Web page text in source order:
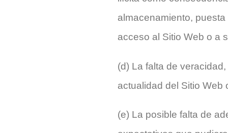
almacenamiento,
acceso al Sitio Web o a
(d) La falta de
actualidad del Sitio Web
(e) La posible falta de